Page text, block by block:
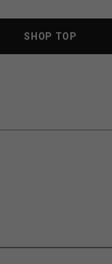
SHOP TOP